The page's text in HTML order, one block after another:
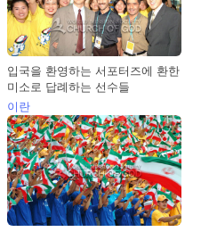
입국을 환영하는 서포터즈에 환한
미소로 답례하는 선수들
이란